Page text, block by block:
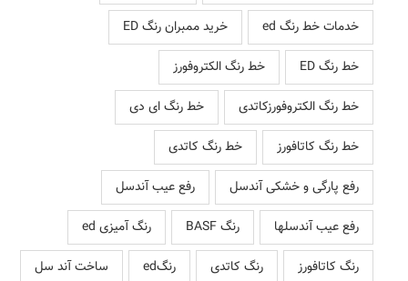
خدمات خط رنگ ed
خرید ممبران رنگ ED
خط رنگ ED
خط رنگ الکتروفورز
خط رنگ الکتروفورزکاتدی
خط رنگ ای دی
خط رنگ کاتافورز
خط رنگ کاتدی
رفع پارگی و خشکی آندسل
رفع عیب آندسل
رفع عیب آندسلها
رنگ BASF
رنگ آمیزی ed
رنگ کاتافورز
رنگ کاتدی رنگed
ساخت آند سل